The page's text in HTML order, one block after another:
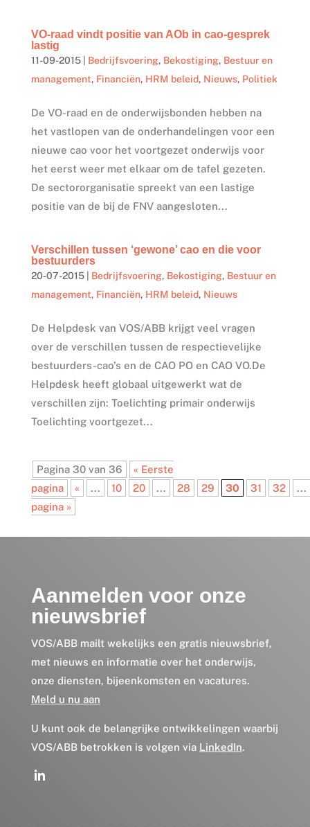
VO-raad vindt positie van AOb in cao-gesprek
lastig
11-09-2015| Bedrijfsvoering, Bekostiging, Bestuur en
management, Financiën, HRM beleid, Nieuws, Politiek
De VO-raad en de onderwijsbonden hebben na
het vastlopen van de onderhandelingen voor een
nieuwe cao voor het voortgezet onderwijs voor
het eerst weer met elkaar om de tafel gezeten.
De sectororganisatie spreekt van een lastige
positie van de bij de FNV aangesloten...
Verschillen tussen ‘gewone’ cao en die voor
bestuurders
20-07-2015| Bedrijfsvoering, Bekostiging, Bestuur en
management, Financiën, HRM beleid, Nieuws
De Helpdesk van VOS/ABB krijgt veel vragen
over de verschillen tussen de respectievelijke
bestuurders-cao’s en de CAO PO en CAO VO.De
Helpdesk heeft globaal uitgewerkt wat de
verschillen zijn: Toelichting primair onderwijs
Toelichting voortgezet...
Pagina 30 van 36
« Eerste
pagina
« ... 10 20 ... 28 29 30 31 32
...
pagina »
Aanmelden voor onze
nieuwsbrief
VOS/ABB mailt wekelijks een gratis nieuwsbrief,
met nieuws en informatie over het onderwijs,
onze diensten, bijeenkomsten en vacatures.
Meld u nu aan
U kunt ook de belangrijke ontwikkelingen waarbij
VOS/ABB betrokken is volgen via LinkedIn.